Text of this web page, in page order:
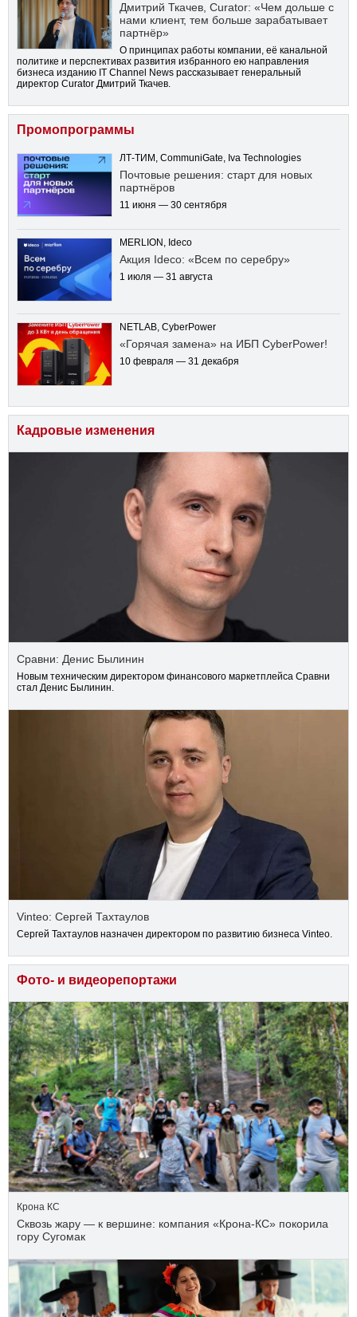
Дмитрий Ткачев, Curator: «Чем дольше с
нами клиент, тем больше зарабатывает
партнёр»
О принципах работы компании, её канальной
политике и перспективах развития избранного ею направления
бизнеса изданию IT Channel News рассказывает генеральный
директор Curator Дмитрий Ткачев.
Промопрограммы
ЛТ-ТИМ, CommuniGate, Iva Technologies
Почтовые решения: старт для новых
партнёров
11 июня — 30 сентября
MERLION, Ideco
Акция Ideco: «Всем по серебру»
1 июля — 31 августа
NETLAB, CyberPower
«Горячая замена» на ИБП CyberPower!
10 февраля — 31 декабря
Кадровые изменения
Сравни: Денис Былинин
Новым техническим директором финансового маркетплейса Сравни
стал Денис Былинин.
Vinteo: Сергей Тахтаулов
Сергей Тахтаулов назначен директором по развитию бизнеса Vinteo.
Фото- и видеорепортажи
Крона КС
Сквозь жару — к вершине: компания «Крона‑КС» покорила
гору Сугомак